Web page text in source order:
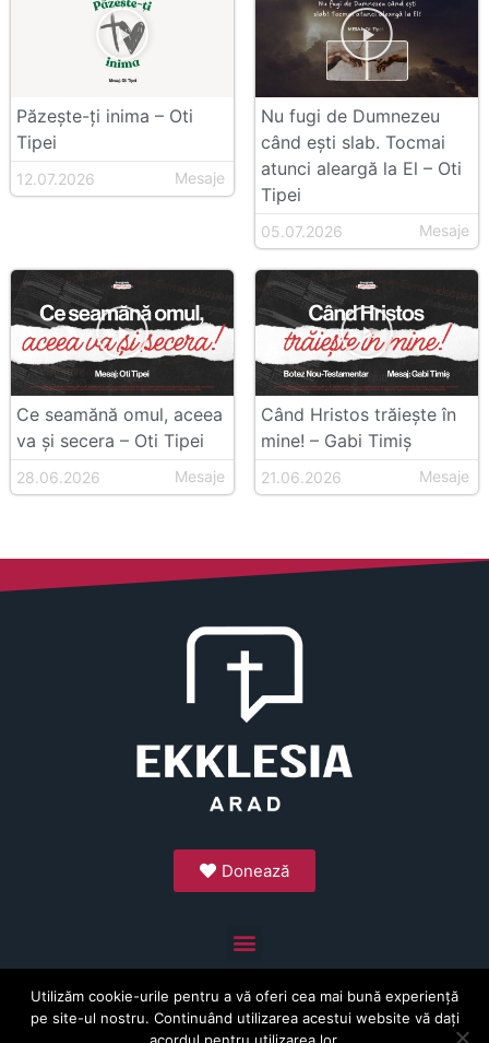
Păzește-ți inima – Oti
Tipei
12.07.2026 Mesaje
Nu fugi de Dumnezeu
când ești slab. Tocmai
atunci aleargă la El – Oti
Tipei
05.07.2026 Mesaje
Ce seamănă omul, aceea
va și secera – Oti Tipei
28.06.2026 Mesaje
Când Hristos trăiește în
mine! – Gabi Timiș
21.06.2026 Mesaje
Donează
Copyright © 2026 Ekklesia Arad. Toate drepturile
rezervate.
Utilizăm cookie-urile pentru a vă oferi cea mai bună experiență
pe site-ul nostru. Continuând utilizarea acestui website vă dați